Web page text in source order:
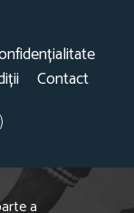
Contact
a